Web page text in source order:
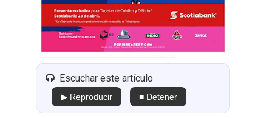
Escuchar este artículo
▶ Reproducir ■ Detener